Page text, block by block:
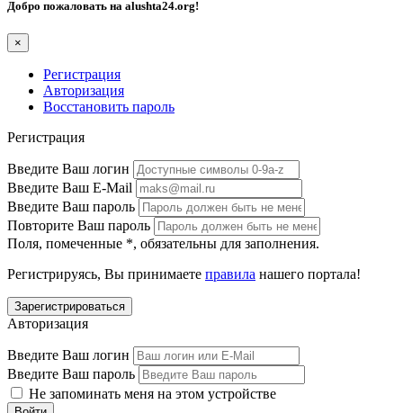
Добро пожаловать на alushta24.org!
×
Регистрация
Авторизация
Восстановить пароль
Регистрация
Введите Ваш логин
Введите Ваш E-Mail
Введите Ваш пароль
Повторите Ваш пароль
Поля, помеченные *, обязательны для заполнения.
Регистрируясь, Вы принимаете правила нашего портала!
Авторизация
Введите Ваш логин
Введите Ваш пароль
Не запоминать меня на этом устройстве